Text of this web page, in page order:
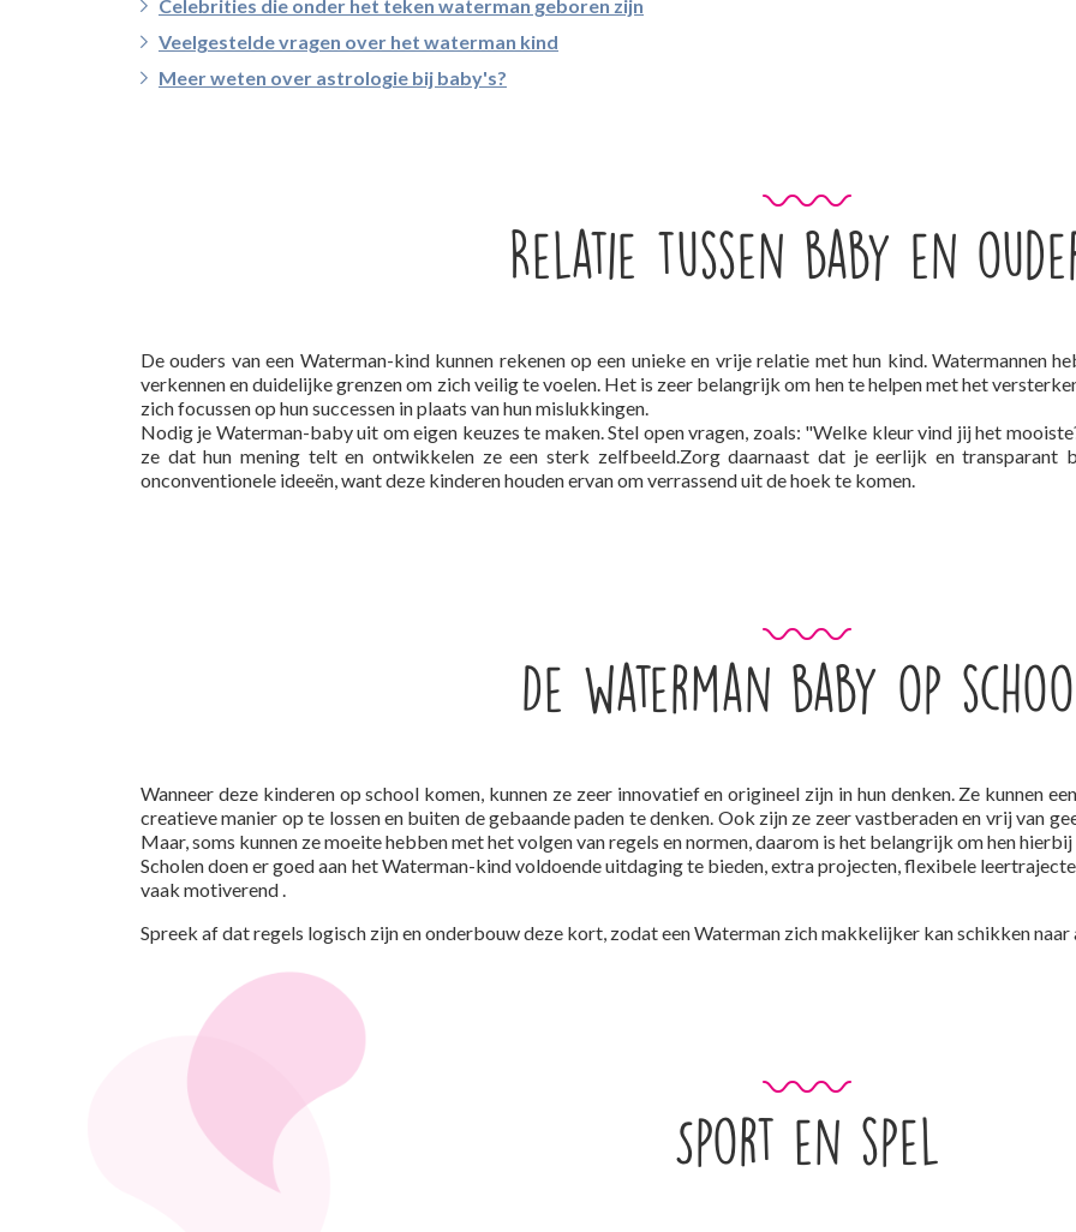
Celebrities die onder het teken waterman geboren zijn
Veelgestelde vragen over het waterman kind
Meer weten over astrologie bij baby's?
Relatie tussen baby en
De ouders van een Waterman-kind kunnen rekenen op een unieke en vrije relatie met hun kind. Watermannen
verkennen en duidelijke grenzen om zich veilig te voelen. Het is zeer belangrijk om hen te helpen met het
zich focussen op hun successen in plaats van hun mislukkingen.
Nodig je Waterman-baby uit om eigen keuzes te maken. Stel open vragen, zoals: "Welke kleur vind jij het
ze dat hun mening telt en ontwikkelen ze een sterk zelfbeeld.Zorg daarnaast dat je eerlijk en
onconventionele ideeën, want deze kinderen houden ervan om verrassend uit de hoek te komen.
De waterman baby op
Wanneer deze kinderen op school komen, kunnen ze zeer innovatief en origineel zijn in hun denken. Ze kunnen
creatieve manier op te lossen en buiten de gebaande paden te denken. Ook zijn ze zeer vastberaden en vrij van
Maar, soms kunnen ze moeite hebben met het volgen van regels en normen, daarom is het belangrijk om hen
Scholen doen er goed aan het Waterman-kind voldoende uitdaging te bieden, extra projecten, flexibele
vaak motiverend .
Spreek af dat regels logisch zijn en onderbouw deze kort, zodat een Waterman zich makkelijker kan schikken naar
Sport en spel